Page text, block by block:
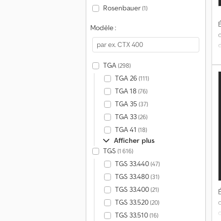
Rosenbauer(1)
Modèle :
TGA(298)
TGA 26(111)
TGA 18 (76)
TGA 35 (37)
TGA 33(26)
TGA 41 (18)
Afficher plus
TGS (1 616)
TGS 33.440(47)
TGS 33.480(31)
TGS 33.400(21)
TGS 33.520(20)
TGS 33.510(16)